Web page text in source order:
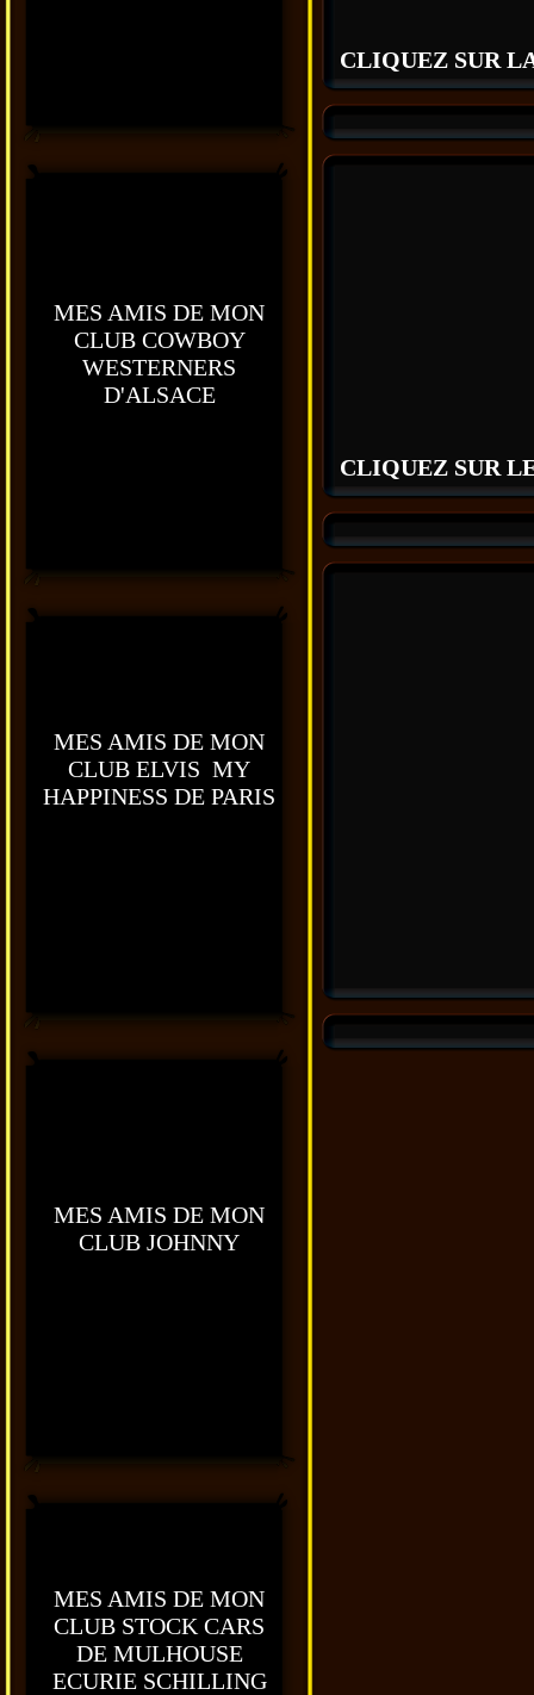
MES AMIS DE MON
CLUB COWBOY
WESTERNERS
D'ALSACE
MES AMIS DE MON
CLUB ELVIS MY
HAPPINESS DE PARIS
MES AMIS DE MON
CLUB JOHNNY
MES AMIS DE MON
CLUB STOCK CARS
DE MULHOUSE
ECURIE SCHILLING
CLIQUEZ SUR
CLIQUEZ SUR